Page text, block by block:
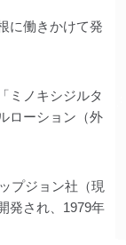
に働きかけて発
ミノキシジルタ
ローション（外
プジョン社（現
発され、1979年